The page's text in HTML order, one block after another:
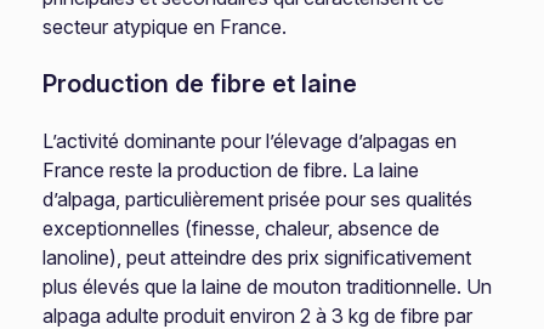
secteur atypique en France.
Production de fibre et laine
L’activité dominante pour l’élevage d’alpagas en
France reste la production de fibre. La laine
d’alpaga, particulièrement prisée pour ses qualités
exceptionnelles (finesse, chaleur, absence de
lanoline), peut atteindre des prix significativement
plus élevés que la laine de mouton traditionnelle. Un
alpaga adulte produit environ 2 à 3 kg de fibre par